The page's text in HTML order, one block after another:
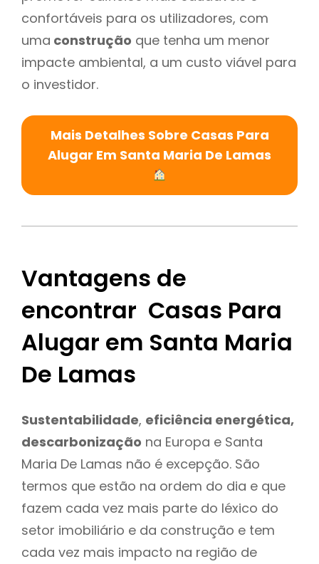
confortáveis para os utilizadores, com
uma construção que tenha um menor
impacte ambiental, a um custo viável para
o investidor.
Mais Detalhes Sobre Casas Para
Alugar Em Santa Maria De Lamas
Vantagens de
encontrar Casas Para
Alugar em Santa Maria
De Lamas
Sustentabilidade, eficiência energética,
descarbonização na Europa e Santa
Maria De Lamas não é excepção. São
termos que estão na ordem do dia e que
fazem cada vez mais parte do léxico do
setor imobiliário e da construção e tem
cada vez mais impacto na região de